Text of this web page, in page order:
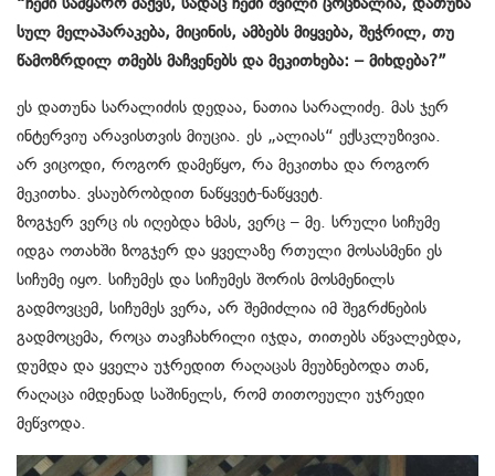
სულ მელაპარაკება, მიცინის, ამბებს მიყვება, შეჭრილ, თუ
წამოზრდილ თმებს მაჩვენებს და მეკითხება: – მიხდება?”
ეს დათუნა სარალიძის დედაა, ნათია სარალიძე. მას ჯერ
ინტერვიუ არავისთვის მიუცია. ეს „ალიას“ ექსკლუზივია.
არ ვიცოდი, როგორ დამეწყო, რა მეკითხა და როგორ
მეკითხა. ვსაუბრობდით ნაწყვეტ-ნაწყვეტ.
ზოგჯერ ვერც ის იღებდა ხმას, ვერც – მე. სრული სიჩუმე
იდგა ოთახში ზოგჯერ და ყველაზე რთული მოსასმენი ეს
სიჩუმე იყო. სიჩუმეს და სიჩუმეს შორის მოსმენილს
გადმოვცემ, სიჩუმეს ვერა, არ შემიძლია იმ შეგრძნების
გადმოცემა, როცა თავჩახრილი იჯდა, თითებს აწვალებდა,
დუმდა და ყველა უჯრედით რაღაცას მეუბნებოდა თან,
რაღაცა იმდენად საშინელს, რომ თითოეული უჯრედი
მეწვოდა.